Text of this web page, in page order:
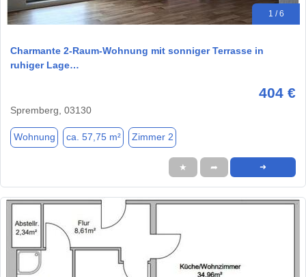
1 / 6
Charmante 2-Raum-Wohnung mit sonniger Terrasse in
ruhiger Lage…
404 €
Spremberg, 03130
Wohnung ca. 57,75 m² Zimmer 2
★ ➦ ➜